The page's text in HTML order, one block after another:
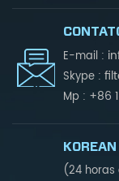
E-mail :
Skype :
Mp : +86
(24